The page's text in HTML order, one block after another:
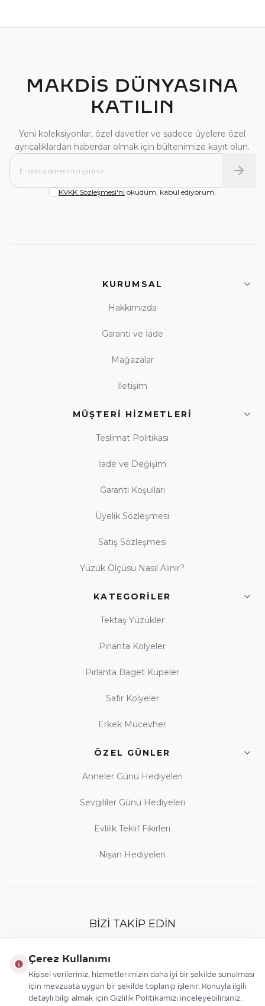
MAKDİS DÜNYASINA
KATILIN
Yeni koleksiyonlar, özel davetler ve sadece üyelere özel
ayrıcalıklardan haberdar olmak için bültenimize kayıt olun.
KVKK Sözleşmesi'ni okudum, kabul ediyorum.
KURUMSAL
Hakkımızda
Garanti ve İade
Mağazalar
İletişim
MÜŞTERI HIZMETLERI
Teslimat Politikası
İade ve Değişim
Garanti Koşulları
Üyelik Sözleşmesi
Satış Sözleşmesi
Yüzük Ölçüsü Nasıl Alınır?
KATEGORILER
Tektaş Yüzükler
Pırlanta Kolyeler
Pırlanta Baget Küpeler
Safir Kolyeler
Erkek Mücevher
ÖZEL GÜNLER
Anneler Günü Hediyeleri
Sevgililer Günü Hediyeleri
Evlilik Teklif Fikirleri
Nişan Hediyeleri
BIZI TAKIP EDIN
Çerez Kullanımı
Kişisel verileriniz, hizmetlerimizin daha iyi bir şekilde sunulması
için mevzuata uygun bir şekilde toplanıp işlenir. Konuyla ilgili
detaylı bilgi almak için Gizlilik Politikamızı inceleyebilirsiniz.